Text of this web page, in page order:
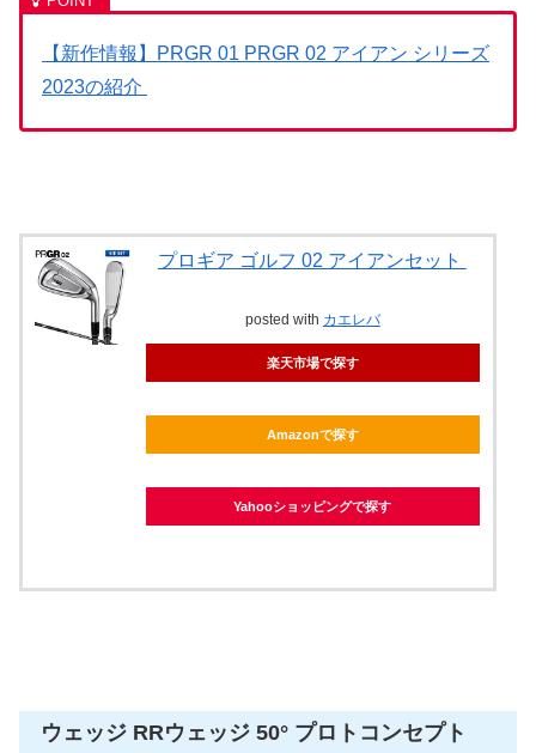
【新作情報】PRGR 01 PRGR 02 アイアン シリーズ
2023の紹介
プロギア ゴルフ 02 アイアンセット
posted with カエレバ
楽天市場で探す
Amazonで探す
Yahooショッピングで探す
ウェッジ RRウェッジ 50° プロトコンセプト